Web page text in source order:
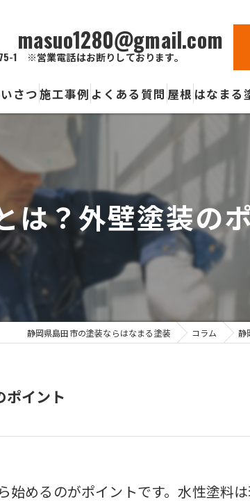
1 ※営業電話はお断りしております。
さつ施工事例 よくある質問 屋根 はなまる
色褪せ
ひび割れ
サビ
は？外壁塗装の
静岡県島田市の塗装ならはなまる塗装 コラム 静
ポイント
めるのがポイントです。水性塗料